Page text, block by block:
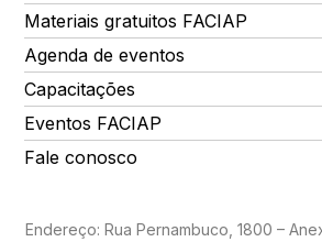
Materiais gratuitos FACIAP
Agenda de eventos
Capacitações
Eventos FACIAP
Fale conosco
Endereço: Rua Pernambuco, 1800 –